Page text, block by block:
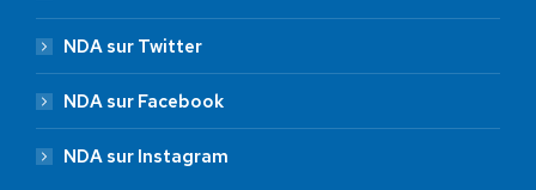
NDA sur Twitter
NDA sur Facebook
NDA sur Instagram